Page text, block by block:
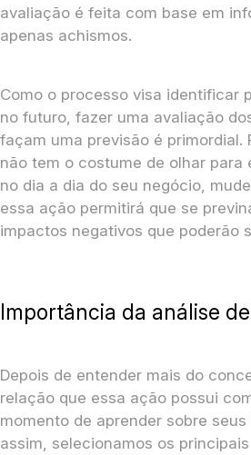
avaliação é feita com base em
apenas achismos.
Como o processo visa identificar
no futuro, fazer uma avaliação
façam uma previsão é primordial.
não tem o costume de olhar para
no dia a dia do seu negócio,
essa ação permitirá que se
impactos negativos que poderão
Importância da análise
Depois de entender mais do
relação que essa ação possui
momento de aprender sobre
assim, selecionamos os